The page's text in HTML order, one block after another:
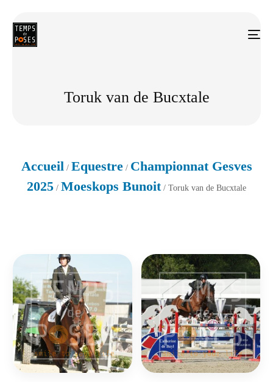
Toruk van de Bucxtale
Accueil / Equestre/ Championnat Gesves
2025 / Moeskops Bunoit/ Toruk van de Bucxtale